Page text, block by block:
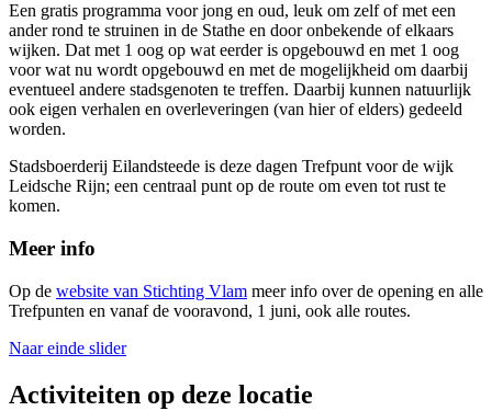
Een gratis programma voor jong en oud, leuk om zelf of met een
ander rond te struinen in de Stathe en door onbekende of elkaars
wijken. Dat met 1 oog op wat eerder is opgebouwd en met 1 oog
voor wat nu wordt opgebouwd en met de mogelijkheid om daarbij
eventueel andere stadsgenoten te treffen. Daarbij kunnen natuurlijk
ook eigen verhalen en overleveringen (van hier of elders) gedeeld
worden.
Stadsboerderij Eilandsteede is deze dagen Trefpunt voor de wijk
Leidsche Rijn; een centraal punt op de route om even tot rust te
komen.
Meer info
Op de website van Stichting Vlam meer info over de opening en alle
Trefpunten en vanaf de vooravond, 1 juni, ook alle routes.
Naar einde slider
Activiteiten op deze locatie